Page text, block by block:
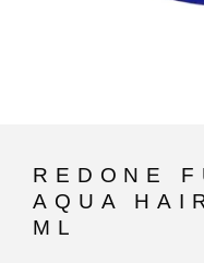
REDONE
AQUA
ML